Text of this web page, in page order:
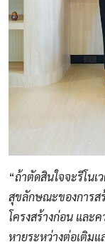
“ถ้าตัดสินใจจะรีโน
สุขลักษณะของการส
โครงสร้างก่อน และ
หายระหว่างต่อเติม